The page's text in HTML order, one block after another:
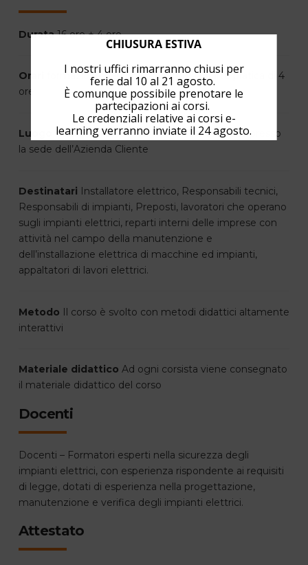
Durata16 ore + 4 ore
Orari
formazione personalizzata per la parte pratica di 4
ore
Luogo
Padova presso la nostra sede o in house presso
la sede dell’Azienda Cliente
Destinatari Installatore elettrico, Responsabili tecnici,
Responsabili di impianti, Preposti, lavoratori che operano
sugli impianti elettrici, reparti interni delle imprese con
attività nel campo della manutenzione e
dell’installazione elettrica di macchine ed impianti,
appaltatori di lavori elettrici.
Metodo Il corso è svolto con metodi didattici altamente
interattivi
Materiale didattico Ad ogni corsista viene consegnato
il materiale didattico del corso
Docenti
Docenti – Formatori esperti nella sicurezza degli
impianti elettrici, con esperienza rispondente ai requisiti
di legge, dotati di esperienza nella progettazione,
manutenzione e verifica degli impianti elettrici.
Attestato
CHIUSURA ESTIVA
I nostri uffici rimarranno chiusi per
ferie dal 10 al 21 agosto.
È comunque possibile prenotare le
partecipazioni ai corsi.
Le credenziali relative ai corsi e-
learning verranno inviate il 24 agosto.